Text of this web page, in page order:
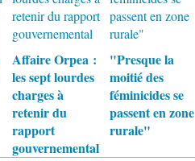
Affaire Orpea :
les sept lourdes
charges à
retenir du
rapport
gouvernemental
"Presque la
moitié des
féminicides se
passent en zone
rurale"